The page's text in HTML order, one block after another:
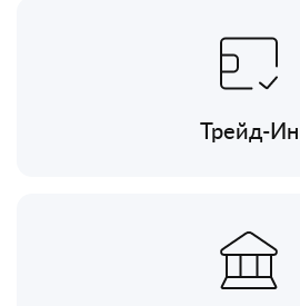
Трейд-Ин